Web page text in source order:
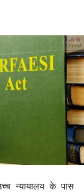
न्यायालय के पास